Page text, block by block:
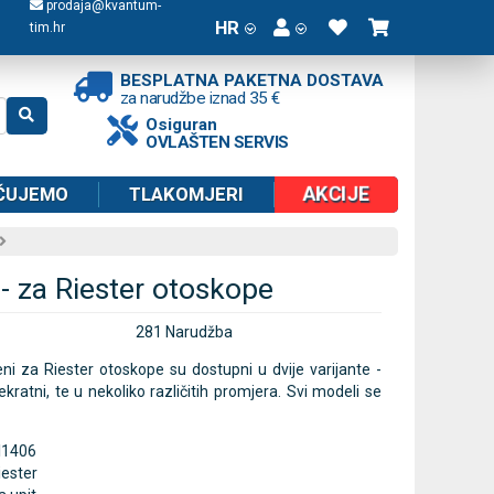
prodaja@kvantum-
tim.hr
HR
BESPLATNA PAKETNA DOSTAVA
za narudžbe iznad 35 €
Osiguran
OVLAŠTEN SERVIS
TLAKOMJERI AKCIJE
za Riester otoskope
281 Narudžba
za Riester otoskope su dostupni u dvije varijante -
te u nekoliko različitih promjera. Svi modeli se